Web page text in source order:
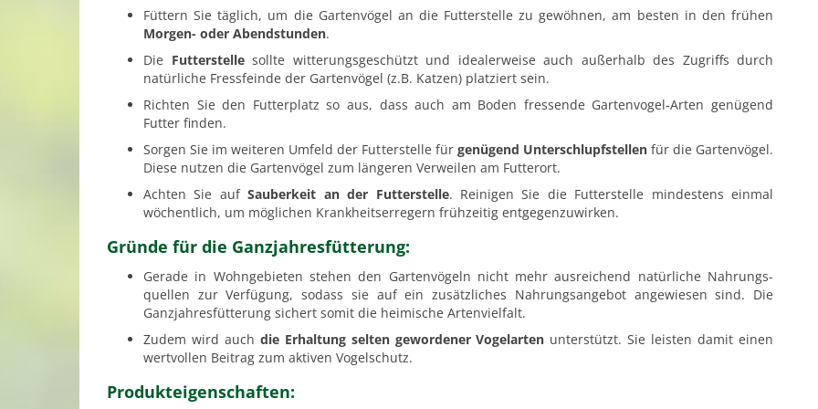
Füttern Sie täglich, um die Gartenvögel an die Futterstelle zu gewöhnen, am besten in den frühen
Morgen- oder Abendstunden.
Die Futterstellesollte witterungs­geschützt und idealer­weise auch außerhalb des Zugriffs durch
natürliche Fressfeinde der Gartenvögel (z.B. Katzen) platziert sein.
Richten Sie den Futterplatz so aus, dass auch am Boden fressende Gartenvogel-Arten genügend
Futter finden.
Sorgen Sie im weiteren Umfeld der Futterstelle für genügend Unterschlupfstellenfür die Gartenvögel.
Diese nutzen die Garten­vögel zum längeren Verweilen am Futterort.
Achten Sie aufSauberkeit an der Futterstelle. Reinigen Sie die Futterstelle mindestens einmal
wöchentlich, um möglichen Krankheits­erregern frühzeitig entgegen­zuwirken.
Gründe für die Ganzjahresfütterung:
Gerade in Wohngebieten stehen den Garten­vögeln nicht mehr ausreichend natürliche Nahrungs­
quellen zur Verfügung, sodass sie auf ein zusätzliches Nahrungs­angebot angewiesen sind. Die
Ganzjahres­fütterung sichert somit die heimische Artenvielfalt.
Zudem wird auch die Erhaltung selten gewordener Vogelarten unterstützt. Sie leisten damit einen
wertvollen Beitrag zum aktiven Vogelschutz.
Produkteigenschaften: